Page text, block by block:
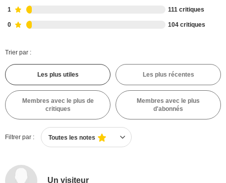
1 111 critiques
0 104 critiques
Trier par :
Les plus utiles Les plus récentes
Membres avec le plus de
critiques
Membres avec le plus
d'abonnés
Filtrer par : Toutes les notes
Un visiteur